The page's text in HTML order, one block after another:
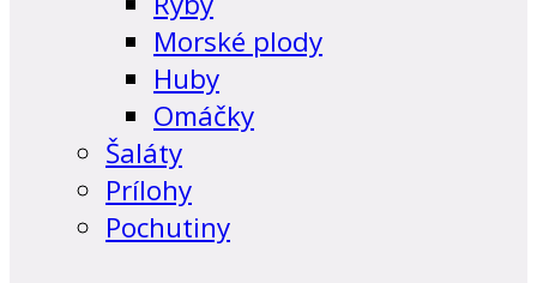
Morské plody
Huby
Omáčky
Šaláty
Prílohy
Pochutiny